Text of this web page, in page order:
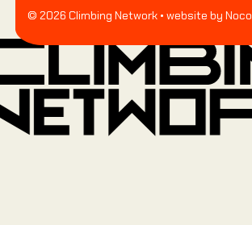
© 2026 Climbing Network• website by Noco